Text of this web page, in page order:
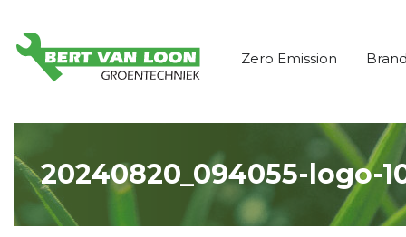
Zero Emission
20240820_094055-logo-